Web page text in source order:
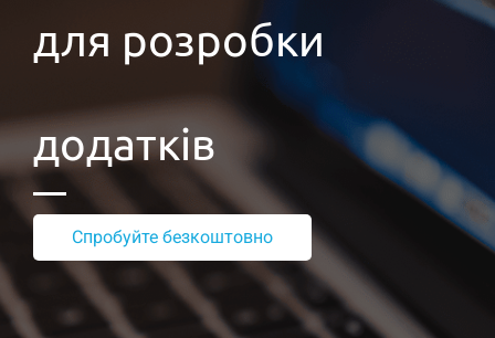
для розробки
додатків
Спробуйте безкоштовно